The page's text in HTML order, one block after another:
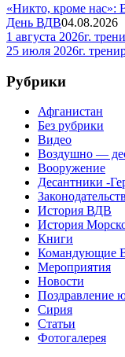
«Никто, кроме нас»:
День ВДВ04.08.2026
1 августа 2026г.
25 июля 2026г.
Рубрики
Афганистан
Без рубрики
Видео
Воздушно —
Вооружение
Десантники -
История ВДВ
История
Книги
Командующие
Мероприятия
Новости
Поздравление
Сирия
Статьи
Фотогалерея